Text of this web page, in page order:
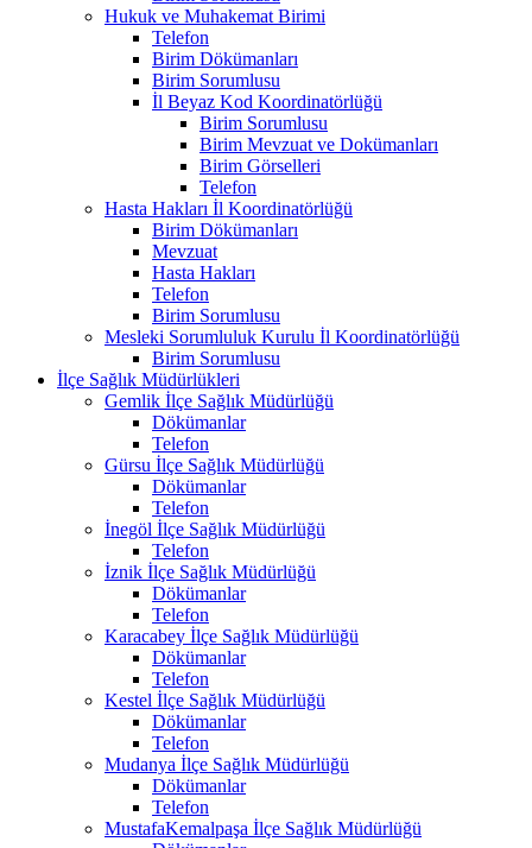
Hukuk ve Muhakemat Birimi
Telefon
Birim Dökümanları
Birim Sorumlusu
İl Beyaz Kod Koordinatörlüğü
Birim Sorumlusu
Birim Mevzuat ve Dokümanları
Birim Görselleri
Telefon
Hasta Hakları İl Koordinatörlüğü
Birim Dökümanları
Mevzuat
Hasta Hakları
Telefon
Birim Sorumlusu
Mesleki Sorumluluk Kurulu İl Koordinatörlüğü
Birim Sorumlusu
İlçe Sağlık Müdürlükleri
Gemlik İlçe Sağlık Müdürlüğü
Dökümanlar
Telefon
Gürsu İlçe Sağlık Müdürlüğü
Dökümanlar
Telefon
İnegöl İlçe Sağlık Müdürlüğü
Telefon
İznik İlçe Sağlık Müdürlüğü
Dökümanlar
Telefon
Karacabey İlçe Sağlık Müdürlüğü
Dökümanlar
Telefon
Kestel İlçe Sağlık Müdürlüğü
Dökümanlar
Telefon
Mudanya İlçe Sağlık Müdürlüğü
Dökümanlar
Telefon
MustafaKemalpaşa İlçe Sağlık Müdürlüğü